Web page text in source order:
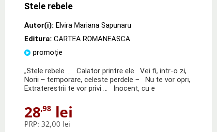
Stele rebele
Autor(i): Elvira Mariana Sapunaru
Editura: CARTEA ROMANEASCA
promoție
„Stele rebele … Calator printre ele Vei fi, intr-o zi,
Norii – temporare, celeste perdele – Nu te vor opri,
Extraterestrii te vor privi … Inocent, cu e
28,98 lei
PRP: 32,00 lei